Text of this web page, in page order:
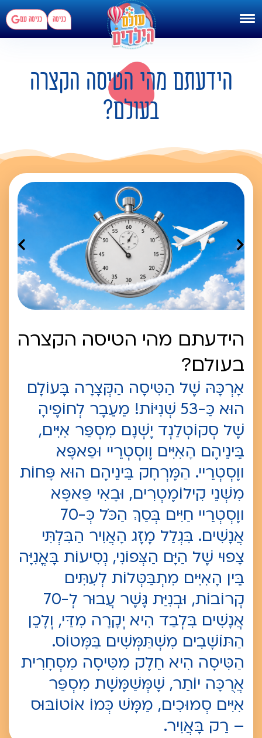
כניסה כניסה עם
הידעתם מהי הטיסה הקצרה
בעולם?
הידעתם מהי הטיסה הקצרה
בעולם?
אָרְכָּהּ שֶׁל הַטִּיסָה הַקְּצָרָה בָּעוֹלָם
הוּא כַּ-53 שְׁנִיּוֹת! מֵעֵבֶר לְחוֹפֶיהָ
שֶׁל סְקוֹטְלַנְד יֶשְׁנָם מִסְפַּר אִיִּים,
בֵּינֵיהֶם הָאִיִּים וֶוסְטְרֵיי וּפַאפָּא
ווֶסְטְרֵיי. הַמֶּרְחָק בֵּינֵיהֶם הוּא פָּחוֹת
מִשְּׁנֵי קִילוֹמֶטְרִים, וּבָאִי פַּאפָּא
ווֶסְטְרֵיי חַיִּים בְּסַךְ הַכֹּל כְּ-70
אֲנָשִׁים. בִּגְלַל מֶזֶג הָאֲוִיר הַבִּלְתִּי
צָפוּי שֶׁל הַיָּם הַצְּפוֹנִי, נְסִיעוֹת בָּאֳנִיָּה
בֵּין הָאִיִּים מִתְבַּטְּלוֹת לְעִתִּים
קְרוֹבוֹת, וּבְנִיַּת גֶּשֶׁר עֲבוּר לְ-70
אֲנָשִׁים בִּלְבַד הִיא יְקָרָה מִדַּי, וְלָכֵן
הַתּוֹשָׁבִים מִשְׁתַּמְּשִׁים בַּמָּטוֹס.
הַטִּיסָה הִיא חֵלֶק מִטִּיסָה מִסְחָרִית
אֲרֻכָּה יוֹתֵר, שֶׁמְּשַׁמֶּשֶׁת מִסְפַּר
אִיִּים סְמוּכִים, מַמָּשׁ כְּמוֹ אוֹטוֹבּוּס
– רַק בָּאֲוִיר.